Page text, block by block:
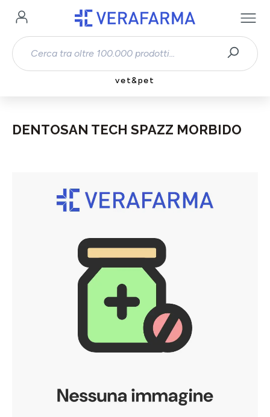
Passa al contenuto principale
vet&pet
DENTOSAN TECH SPAZZ MORBIDO